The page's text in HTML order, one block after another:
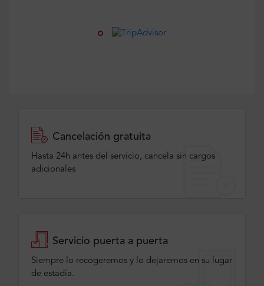
Cancelación gratuita
Hasta 24h antes del servicio, cancela sin cargos
adicionales
Servicio puerta a puerta
Siempre lo recogeremos y lo dejaremos en su lugar
de estadía.